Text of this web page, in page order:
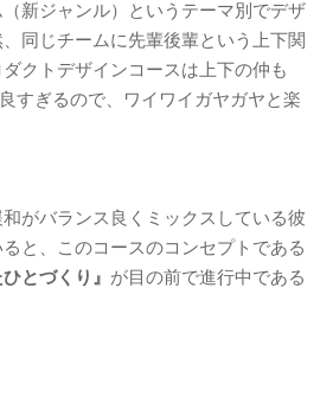
法律」
コー
新ジャンル）というテーマ別でデザ
同じチームに先輩後輩という上下関
クトデザインコースは上下の仲も
すぎるので、ワイワイガヤガヤと楽
がバランス良くミックスしている彼
と、このコースのコンセプトである
とづくり』 が目の前で進行中である